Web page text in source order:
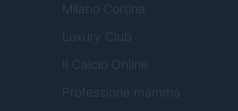
Milano Cortina
Luxury Club
Il Calcio Online
Professione mamma